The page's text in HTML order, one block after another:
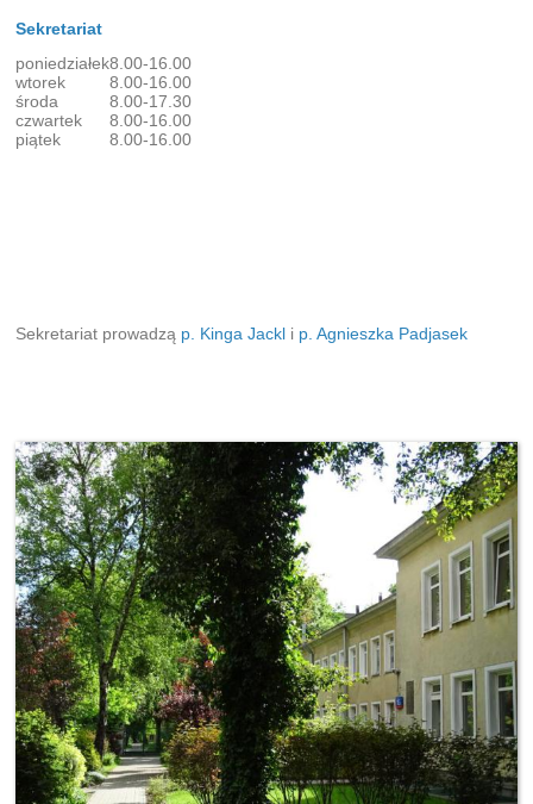
Sekretariat
poniedziałek8.00-16.00
wtorek
8.00-16.00
środa
8.00-17.30
czwartek
8.00-16.00
piątek
8.00-16.00
Sekretariat prowadzą p. Kinga Jackl i p. Agnieszka Padjasek